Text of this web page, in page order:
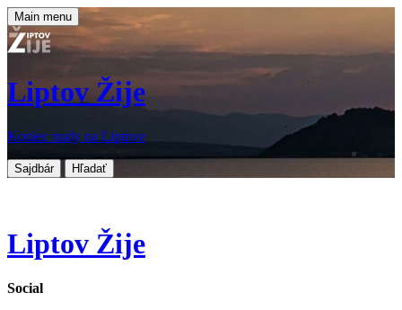
Main menu
Liptov Žije
Koniec nudy na Liptove
Sajdbár Hľadať
Liptov Žije
Social